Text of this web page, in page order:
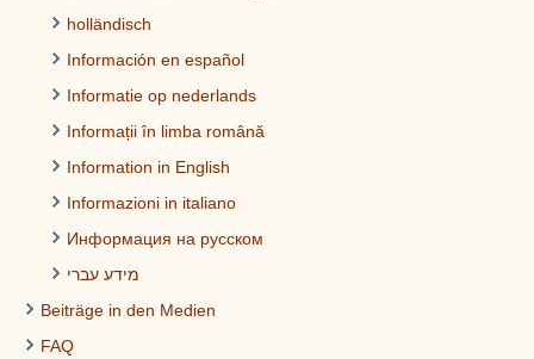
holländisch
Información en español
Informatie op nederlands
Informații în limba română
Information in English
Informazioni in italiano
Информация на русском
מידע עברי
Beiträge in den Medien
FAQ